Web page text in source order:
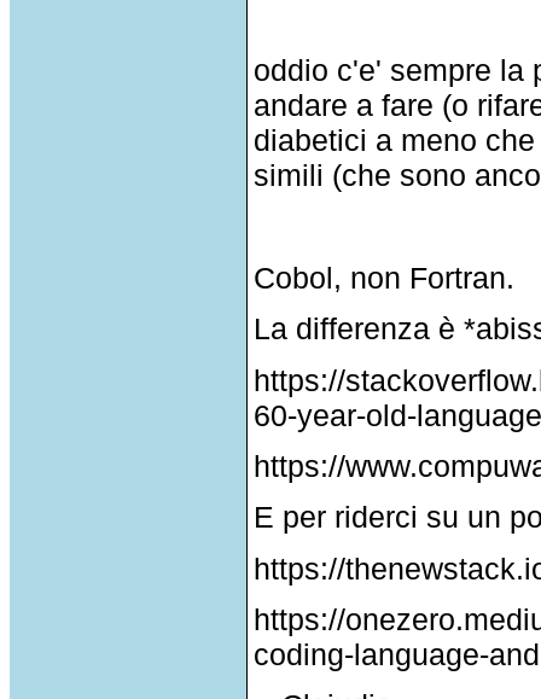
oddio c'e' sempre la
andare a fare (o
diabetici a meno
simili (che sono
Cobol, non Fortran.
La differenza è
https://
60-year-old-
https://
E per riderci su un
https://
https://
coding-language-